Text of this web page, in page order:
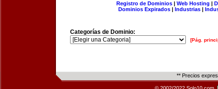
Registro de Dominios| Web Hosting |
Dominios Expirados | Industrias |
Categorías de Dominio:
[Pág.
** Precios